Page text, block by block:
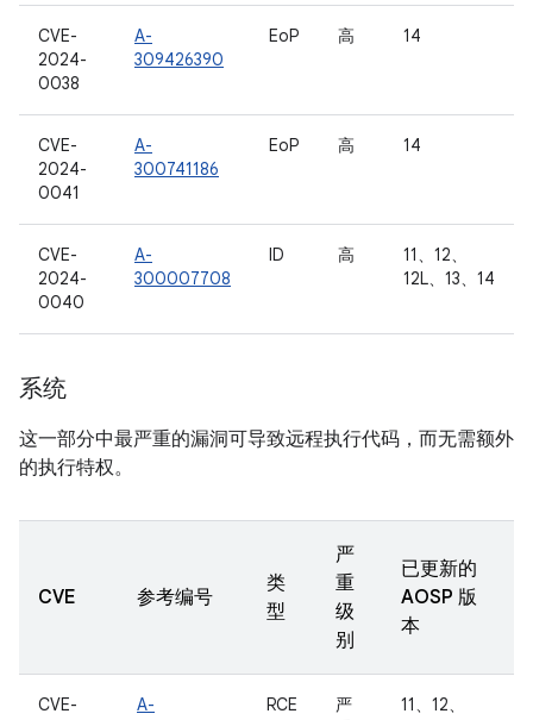
CVE-
2024-
0038
A-
309426390
EoP 高 14
CVE-
2024-
0041
A-
300741186
EoP 高 14
CVE-
2024-
0040
A-
300007708
ID 高
11、12、
12L、13、14
系统
这一部分中最严重的漏洞可导致远程执行代码，而无需额外
的执行特权。
CVE 参考编号
类
型
严
重
级
别
已更新的
AOSP 版
本
CVE-
A-
RCE
严
11、12、